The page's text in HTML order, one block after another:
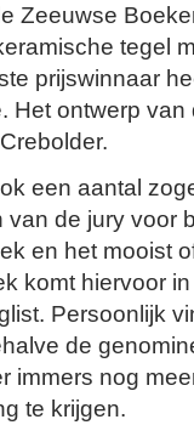
Zeeuwse
tegel
prijswinnaar
Het ontwerp
een aantal
van de jury voor
en het mooist
komt hiervoor
Persoonlijk
de
immers nog
te krijgen.